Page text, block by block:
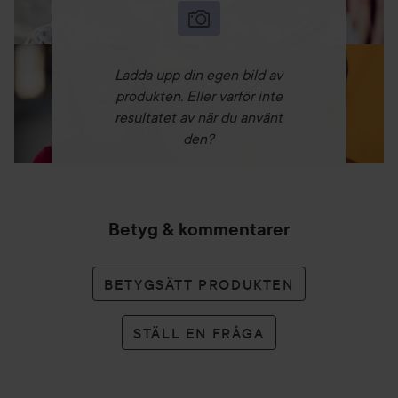
Ladda upp din egen bild av
produkten. Eller varför inte
resultatet av när du använt
den?
Betyg & kommentarer
BETYGSÄTT PRODUKTEN
STÄLL EN FRÅGA